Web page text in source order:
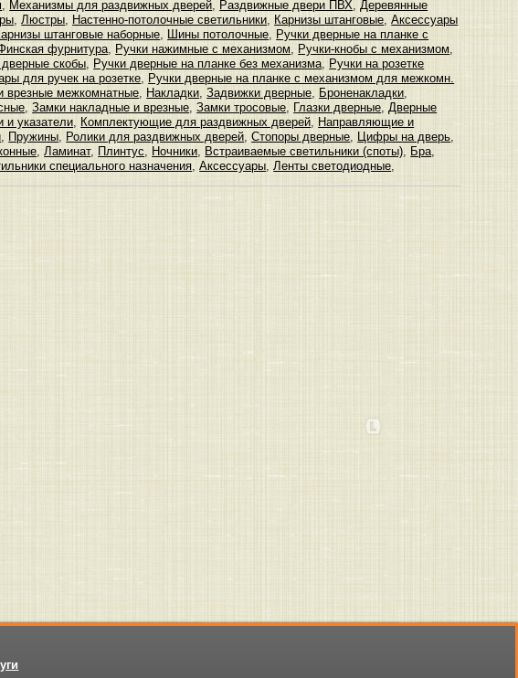
, Механизмы для раздвижных дверей, Раздвижные двери ПВХ,Деревянные
,Люстры, Настенно-потолочные светильники, Карнизы штанговые,Аксессуары
штанговые наборные, Шины потолочные, Ручки дверные на планке с
фурнитура, Ручки нажимные с механизмом, Ручки-кнобы с механизмом,
дверные скобы, Ручки дверные на планке без механизма, Ручки на розетке
для ручек на розетке, Ручки дверные на планке с механизмом для межкомн.
врезные межкомнатные, Накладки,Задвижки дверные, Броненакладки,
,Замки накладные и врезные,Замки тросовые, Глазки дверные,Дверные
и указатели, Комплектующие для раздвижных дверей, Направляющие и
, Пружины, Ролики для раздвижных дверей,Стопоры дверные, Цифры на дверь,
,Ламинат, Плинтус, Ночники, Встраиваемые светильники (споты), Бра,
специального назначения,Аксессуары,Ленты светодиодные,